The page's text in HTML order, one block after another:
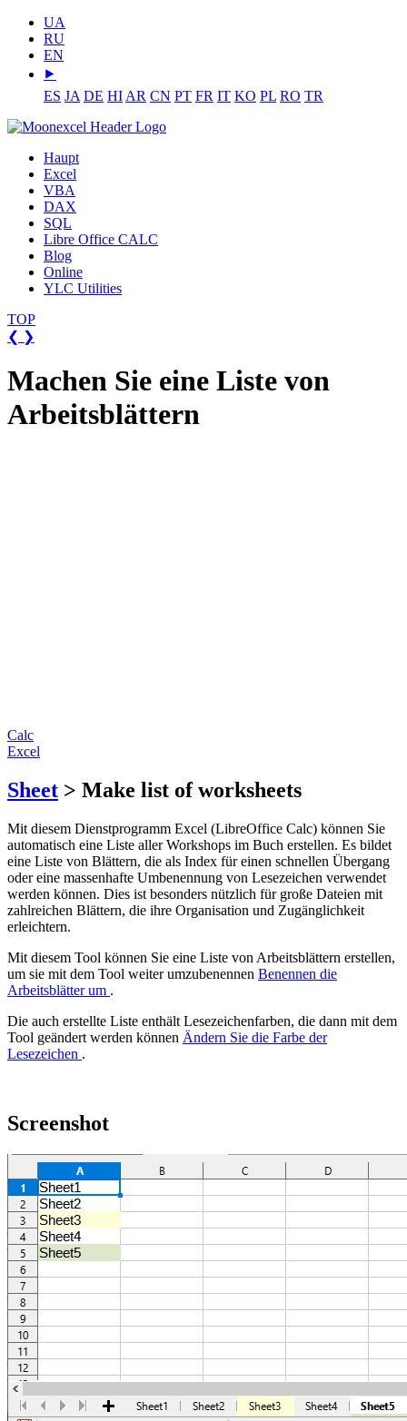
UA
RU
EN
⯈
ES JA DE HI AR CN PT FR IT KO PL RO TR
Haupt
Excel
VBA
DAX
SQL
Libre Office CALC
Blog
Online
YLC Utilities
TOP
❮ ❯
Machen Sie eine Liste von
Arbeitsblättern
Calc
Excel
Sheet > Make list of worksheets
Mit diesem Dienstprogramm Excel (LibreOffice Calc) können Sie
automatisch eine Liste aller Workshops im Buch erstellen. Es bildet
eine Liste von Blättern, die als Index für einen schnellen Übergang
oder eine massenhafte Umbenennung von Lesezeichen verwendet
werden können. Dies ist besonders nützlich für große Dateien mit
zahlreichen Blättern, die ihre Organisation und Zugänglichkeit
erleichtern.
Mit diesem Tool können Sie eine Liste von Arbeitsblättern erstellen,
um sie mit dem Tool weiter umzubenennen Benennen die
Arbeitsblätter um .
Die auch erstellte Liste enthält Lesezeichenfarben, die dann mit dem
Tool geändert werden können Ändern Sie die Farbe der
Lesezeichen .
Screenshot